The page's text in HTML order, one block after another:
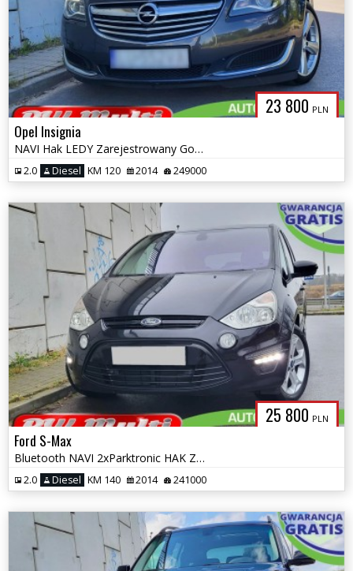
23 800 PLN
Opel Insignia
NAVI Hak LEDY Zarejestrowany Gotowy do jazdy ZAMIANA GWARANCJA!
2.0 Diesel KM 120 2014 249000
25 800 PLN
Ford S-Max
Bluetooth NAVI 2xParktronic HAK Zarejestrowany ZAMIANA GWARANCJA!
2.0 Diesel KM 140 2014 241000